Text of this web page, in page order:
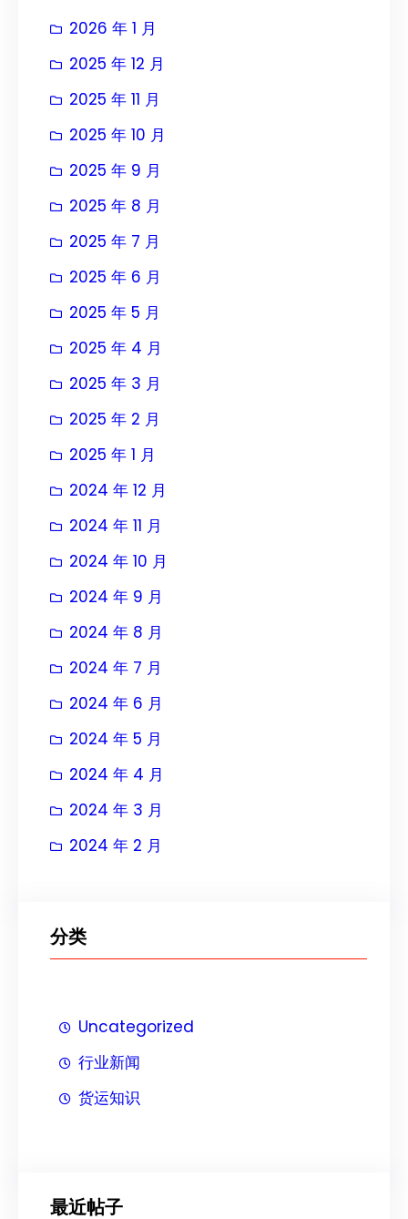
2026 年 1 月
2025 年 12 月
2025 年 11 月
2025 年 10 月
2025 年 9 月
2025 年 8 月
2025 年 7 月
2025 年 6 月
2025 年 5 月
2025 年 4 月
2025 年 3 月
2025 年 2 月
2025 年 1 月
2024 年 12 月
2024 年 11 月
2024 年 10 月
2024 年 9 月
2024 年 8 月
2024 年 7 月
2024 年 6 月
2024 年 5 月
2024 年 4 月
2024 年 3 月
2024 年 2 月
分类
Uncategorized
行业新闻
货运知识
最近帖子